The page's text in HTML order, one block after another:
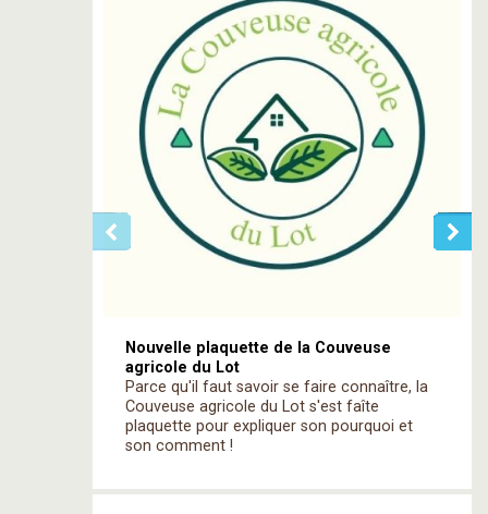
Nouvelle plaquette de la Couveuse
agricole du Lot
Parce qu'il faut savoir se faire connaître, la
Couveuse agricole du Lot s'est faîte
plaquette pour expliquer son pourquoi et
son comment !